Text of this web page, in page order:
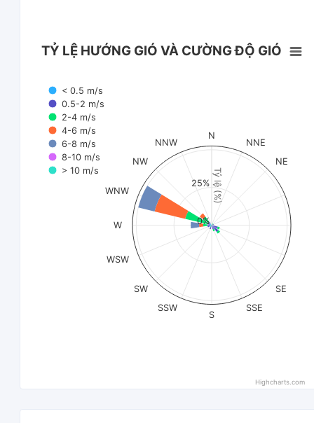
Tỷ lệ (%)
TỶ LỆ HƯỚNG GIÓ VÀ CƯỜNG ĐỘ GIÓ
< 0.5 m/s
0.5-2 m/s
2-4 m/s
4-6 m/s
6-8 m/s
8-10 m/s
> 10 m/s
N
NNE
NE
SE
SSE
S
SSW
SW
WSW
W
WNW
NW
NNW
0%
25%
Highcharts.com